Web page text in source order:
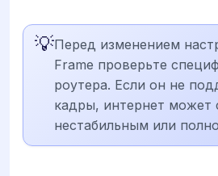
💡Перед изменением
Frame проверьте
роутера. Если он не
кадры, интернет может
нестабильным или